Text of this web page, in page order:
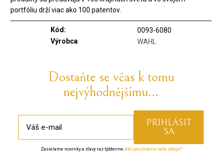
portfóliu drží viac ako 100 patentov.
Kód:
0093-6080
Výrobca
WAHL
Dostaňte se včas k tomu
nejvýhodnějšímu...
Zasielame novinky a zľavy raz týždenne.Ako používame vaše údaje?